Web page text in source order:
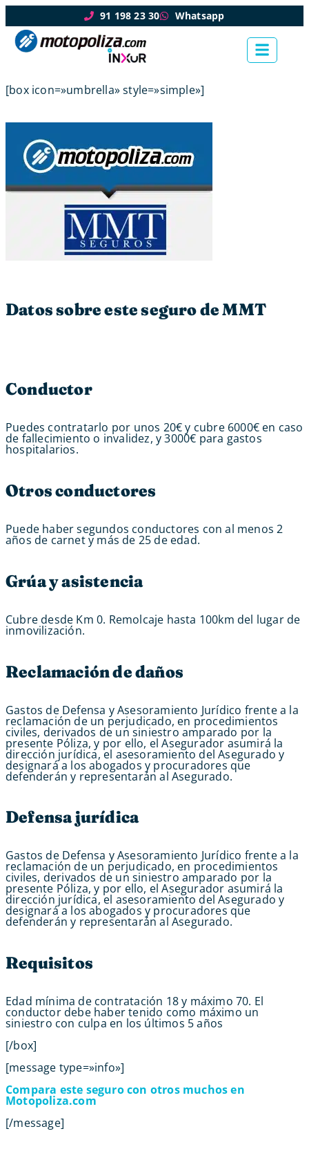
91 198 23 30 Whatsapp
[box icon=»umbrella» style=»simple»]
Datos sobre este seguro de MMT
Conductor
Puedes contratarlo por unos 20€ y cubre 6000€ en caso
de fallecimiento o invalidez, y 3000€ para gastos
hospitalarios.
Otros conductores
Puede haber segundos conductores con al menos 2
años de carnet y más de 25 de edad.
Grúa y asistencia
Cubre desde Km 0. Remolcaje hasta 100km del lugar de
inmovilización.
Reclamación de daños
Gastos de Defensa y Asesoramiento Jurídico frente a la
reclamación de un perjudicado, en procedimientos
civiles, derivados de un siniestro amparado por la
presente Póliza, y por ello, el Asegurador asumirá la
dirección jurídica, el asesoramiento del Asegurado y
designará a los abogados y procuradores que
defenderán y representarán al Asegurado.
Defensa jurídica
Gastos de Defensa y Asesoramiento Jurídico frente a la
reclamación de un perjudicado, en procedimientos
civiles, derivados de un siniestro amparado por la
presente Póliza, y por ello, el Asegurador asumirá la
dirección jurídica, el asesoramiento del Asegurado y
designará a los abogados y procuradores que
defenderán y representarán al Asegurado.
Requisitos
Edad mínima de contratación 18 y máximo 70. El
conductor debe haber tenido como máximo un
siniestro con culpa en los últimos 5 años
[/box]
[message type=»info»]
Compara este seguro con otros muchos en
Motopoliza.com
[/message]